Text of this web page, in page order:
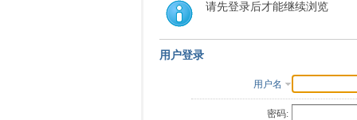
请先登录后才能继续浏览
用户登录
用户名
密码: